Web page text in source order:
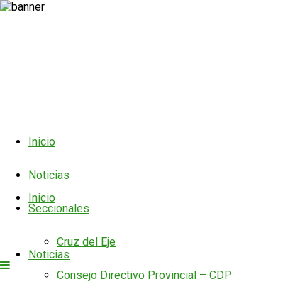
Inicio
Noticias
Seccionales
Cruz del Eje
Consejo Directivo Provincial – CDP
Inicio
Noticias